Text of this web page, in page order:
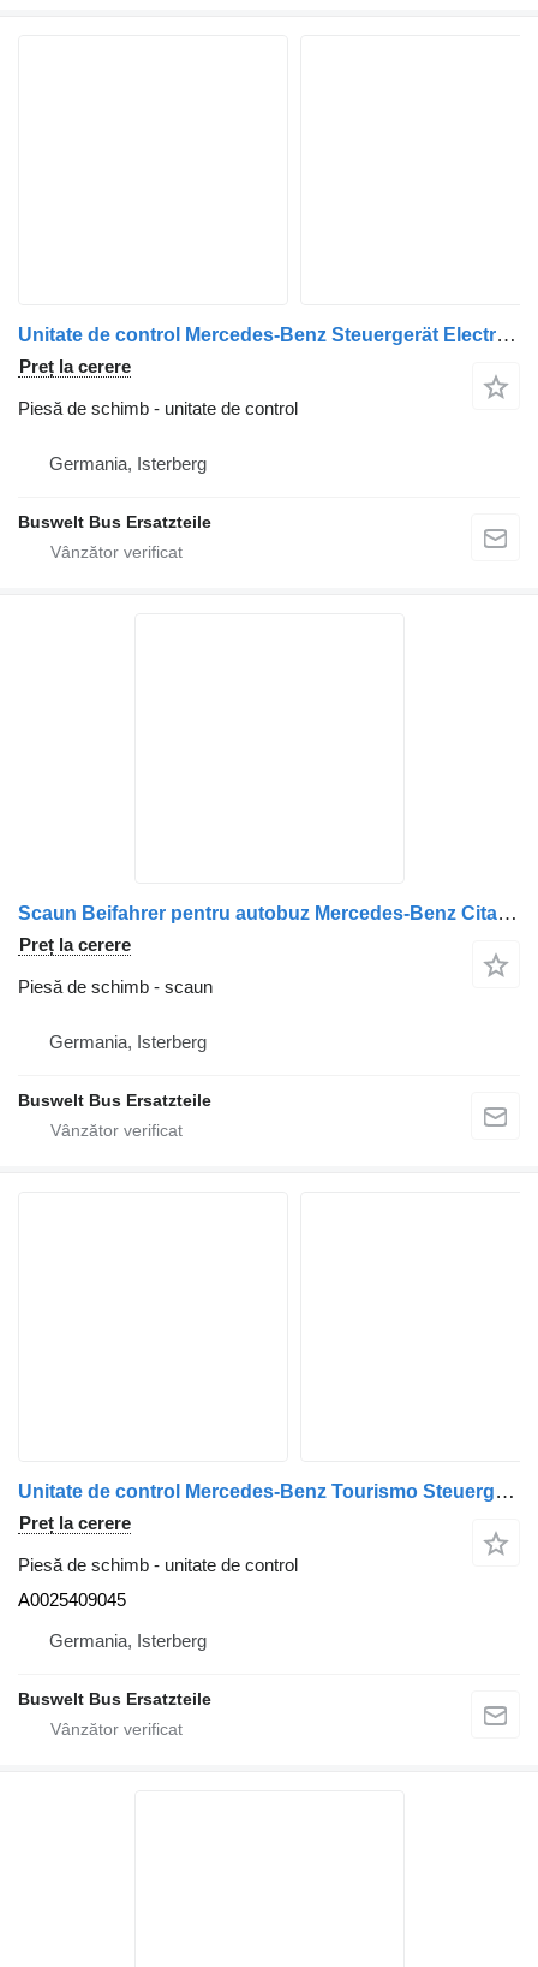
Unitate de control Mercedes-Benz Steuergerät Electronic CPC/FR Mercedes – A0014465302 pentru autobuz Mercedes-Benz Citaro 1, Citaro 2, Conecto, Integro, Intouro, O350, Tourismo, Travego
Preț la cerere
Piesă de schimb - unitate de control
Germania, Isterberg
Buswelt Bus Ersatzteile
Scaun Beifahrer pentru autobuz Mercedes-Benz Citaro 1, Citaro 2, Conecto, Integro, Intouro, O350, Tourismo, Travego
Preț la cerere
Piesă de schimb - scaun
Germania, Isterberg
Buswelt Bus Ersatzteile
Unitate de control Mercedes-Benz Tourismo Steuergerät Ad-Blue A0025409045 pentru autobuz Mercedes-Benz Citaro 1, Citaro 2, Conecto, Integro, Intouro, O350, Tourismo, Travego
Preț la cerere
Piesă de schimb - unitate de control
A0025409045
Germania, Isterberg
Buswelt Bus Ersatzteile